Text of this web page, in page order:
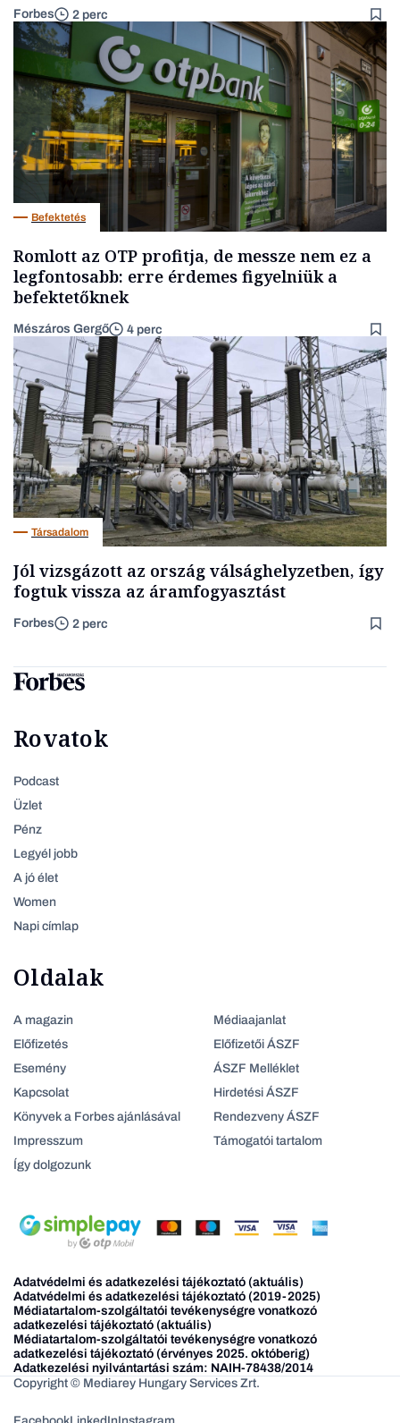
Forbes 2 perc
Befektetés
Romlott az OTP profitja, de messze nem ez a
legfontosabb: erre érdemes figyelniük a
befektetőknek
Mészáros Gergő 4 perc
Társadalom
Jól vizsgázott az ország válsághelyzetben, így
fogtuk vissza az áramfogyasztást
Forbes 2 perc
Rovatok
Podcast
Üzlet
Pénz
Legyél jobb
A jó élet
Women
Napi címlap
Oldalak
A magazin
Előfizetés
Esemény
Kapcsolat
Könyvek a Forbes ajánlásával
Impresszum
Így dolgozunk
Médiaajanlat
Előfizetői ÁSZF
ÁSZF Melléklet
Hirdetési ÁSZF
Rendezveny ÁSZF
Támogatói tartalom
Adatvédelmi és adatkezelési tájékoztató (aktuális)
Adatvédelmi és adatkezelési tájékoztató (2019-2025)
Médiatartalom-szolgáltatói tevékenységre vonatkozó
adatkezelési tájékoztató (aktuális)
Médiatartalom-szolgáltatói tevékenységre vonatkozó
adatkezelési tájékoztató (érvényes 2025. októberig)
Adatkezelési nyilvántartási szám: NAIH-78438/2014
Copyright © Mediarey Hungary Services Zrt.